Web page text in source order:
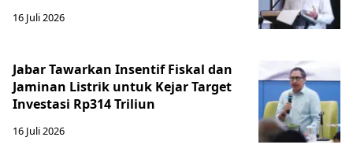
16 Juli 2026
Jabar Tawarkan Insentif Fiskal dan
Jaminan Listrik untuk Kejar Target
Investasi Rp314 Triliun
16 Juli 2026